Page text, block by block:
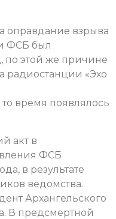
оправдание взрыва
ФСБ был
по этой же причине
радиостанции «Эхо
то время появлялось
акт в
ФСБ
в результате
ведомства.
Архангельского
В предсмертной